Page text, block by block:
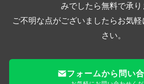
みでしたら無料で承り
ご不明な点がございましたらお気
さい。
フォームから問い